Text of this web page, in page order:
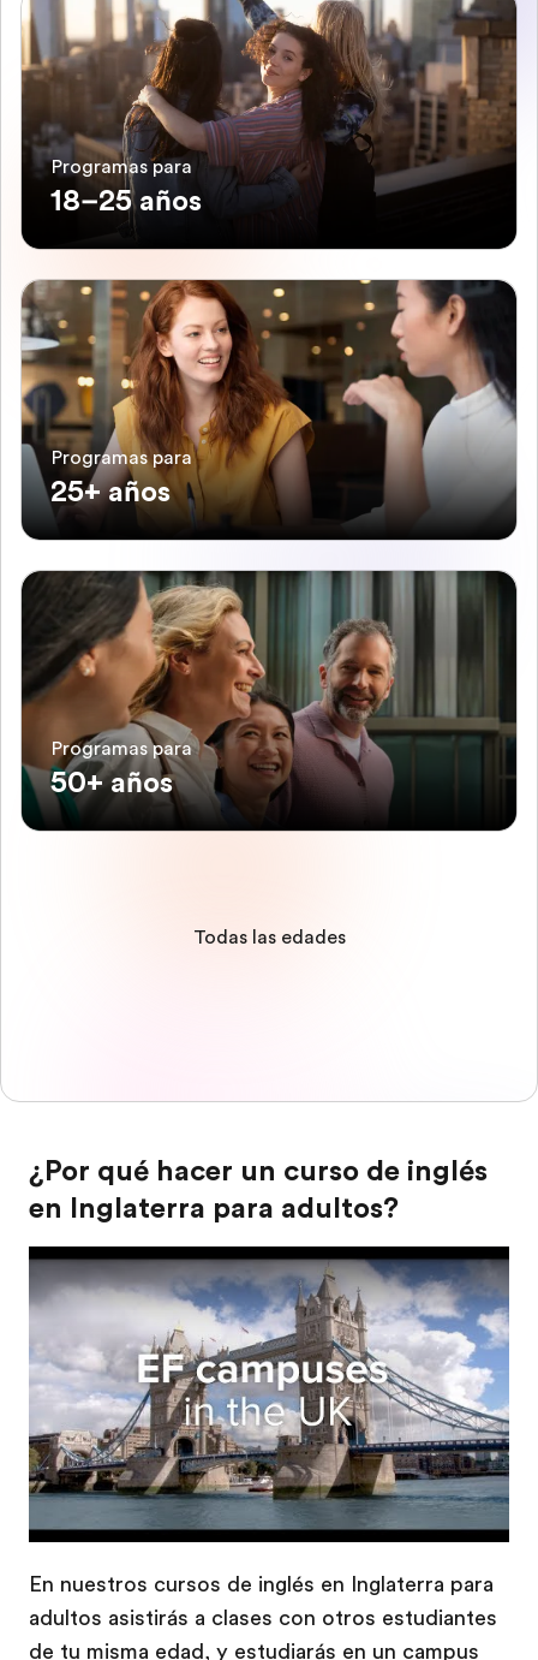
Programas para
18–25 años
Programas para
25+ años
Programas para
50+ años
Todas las edades
¿Por qué hacer un curso de inglés
en Inglaterra para adultos?
En nuestros cursos de inglés en Inglaterra para
adultos asistirás a clases con otros estudiantes
de tu misma edad, y estudiarás en un campus